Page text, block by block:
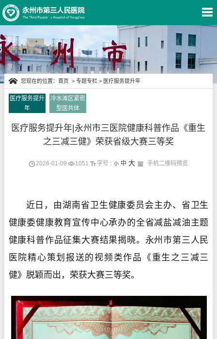
专题专栏
您现在的位置： 首页 > 专题专栏 > 医疗服务提升年
医疗服务提升
年
冷水滩区紧密
型医共体
医疗服务提升年|永州市三医院健康科普作品《重生
之三减三健》荣获省级大赛三等奖
2026-01-09 1051 字号 : 小 中 大 手机二维码预览
近日，由湖南省卫生健康委员会主办、省卫生
健康委健康教育宣传中心承办的全省减盐减油主题
健康科普作品征集大赛结果揭晓。永州市第三人民
医院精心策划报送的视频类作品《重生之三减三
健》脱颖而出，荣获大赛三等奖。